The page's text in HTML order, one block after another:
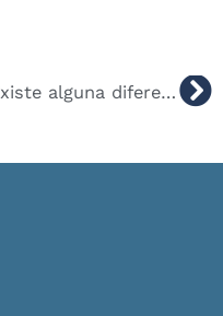
¿Existe alguna diferencia entre el tratamiento de datos personales y profesionales?